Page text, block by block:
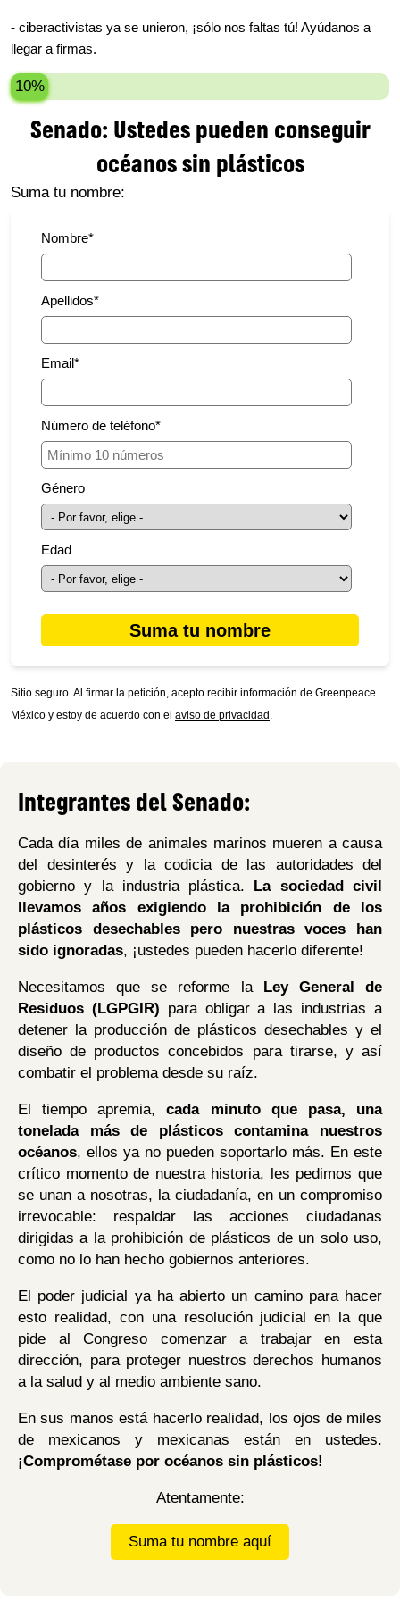
- ciberactivistas ya se unieron, ¡sólo nos faltas tú! Ayúdanos a
llegar a firmas.
10%
Senado: Ustedes pueden conseguir
océanos sin plásticos
Suma tu nombre:
Nombre*
Apellidos*
Email*
Número de teléfono*
Género
Edad
Sitio seguro. Al firmar la petición, acepto recibir información de Greenpeace
México y estoy de acuerdo con el aviso de privacidad
Integrantes del Senado:
Cada día miles de animales marinos mueren a causa
del desinterés y la codicia de las autoridades del
gobierno y la industria plástica.
La sociedad civil
llevamos años exigiendo la prohibición de los
plásticos desechables pero nuestras voces han
sido ignoradas, ¡ustedes pueden hacerlo diferente!
Necesitamos que se reforme la
Ley General de
Residuos (LGPGIR) para obligar a las industrias a
detener la producción de plásticos desechables y el
diseño de productos concebidos para tirarse, y así
combatir el problema desde su raíz.
El tiempo apremia,cada minuto que pasa, una
tonelada más de plásticos contamina nuestros
océanos, ellos ya no pueden soportarlo más. En este
crítico momento de nuestra historia, les pedimos que
se unan a nosotras, la ciudadanía, en un compromiso
irrevocable: respaldar las acciones ciudadanas
dirigidas a la prohibición de plásticos de un solo uso,
como no lo han hecho gobiernos anteriores.
El poder judicial ya ha abierto un camino para hacer
esto realidad, con una resolución judicial en la que
pide al Congreso comenzar a trabajar en esta
dirección, para proteger nuestros derechos humanos
a la salud y al medio ambiente sano.
En sus manos está hacerlo realidad, los ojos de miles
de mexicanos y mexicanas están en ustedes.
¡Comprométase por océanos sin plásticos!
Atentamente:
Suma tu nombre aquí